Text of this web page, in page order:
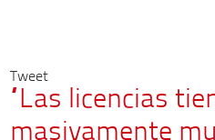
Tweet
“Las licencias
masivamente